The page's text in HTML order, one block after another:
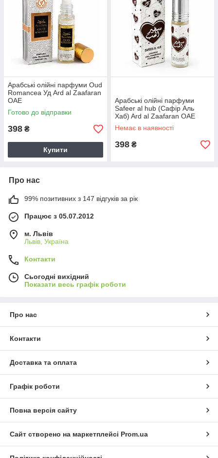
Арабські олійні парфуми Oud
Romancea Уд Ard al Zaafaran
ОАЕ
Готово до відправки
398 ₴
Купити
Арабські олійні парфуми
Safeer al hub (Сафір Аль
Хаб) Ard al Zaafaran ОАЕ
Немає в наявності
398 ₴
Про нас
99% позитивних з 147 відгуків за рік
Працює з 05.07.2012
м. Львів
Львів, Україна
Контакти
Сьогодні вихідний
Показати весь графік роботи
Про нас
Контакти
Доставка та оплата
Графік роботи
Повна версія сайту
Сайт створено на маркетплейсі Prom.ua